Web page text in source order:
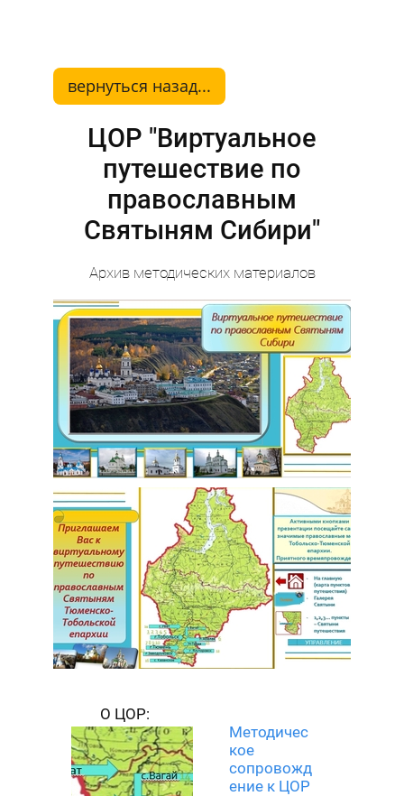
вернуться назад...
ЦОР "Виртуальное
путешествие по
православным
Святыням Сибири"
Архив методических материалов
О ЦОР:
Методичес
кое
сопровожд
ение к ЦОР